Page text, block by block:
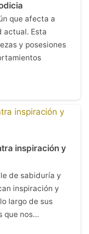
que afecta a
actual. Esta
y posesiones
inspiración y
de sabiduría y
inspiración y
largo de sus
que nos…